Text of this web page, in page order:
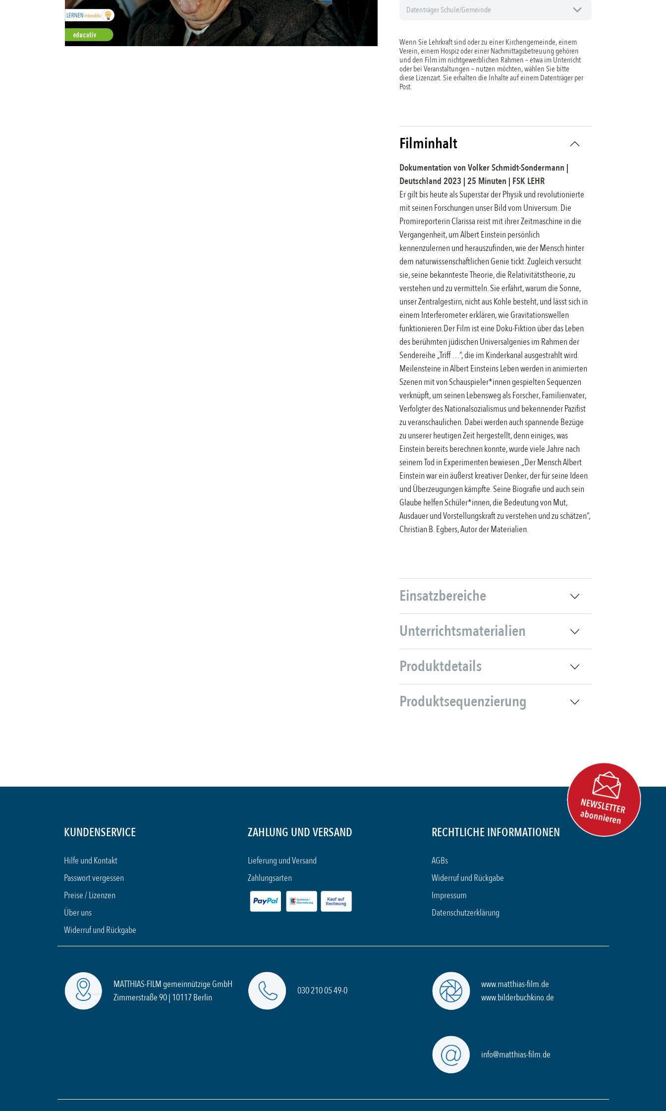
Wenn Sie Lehrkraft sind oder zu einer Kirchengemeinde, einem
Verein, einem Hospiz oder einer Nachmittagsbetreuung gehören
und den Film im nichtgewerblichen Rahmen – etwa im Unterricht
oder bei Veranstaltungen – nutzen möchten, wählen Sie bitte
diese Lizenzart. Sie erhalten die Inhalte auf einem Datenträger per
Post.
Filminhalt
Dokumentation von Volker Schmidt-Sondermann |
Deutschland 2023 | 25 Minuten | FSK LEHR
Er gilt bis heute als Superstar der Physik und revolutionierte
mit seinen Forschungen unser Bild vom Universum. Die
Promireporterin Clarissa reist mit ihrer Zeitmaschine in die
Vergangenheit, um Albert Einstein persönlich
kennenzulernen und herauszufinden, wie der Mensch hinter
dem naturwissenschaftlichen Genie tickt. Zugleich versucht
sie, seine bekannteste Theorie, die Relativitätstheorie, zu
verstehen und zu vermitteln. Sie erfährt, warum die Sonne,
unser Zentralgestirn, nicht aus Kohle besteht, und lässt sich in
einem Interferometer erklären, wie Gravitationswellen
funktionieren.Der Film ist eine Doku-Fiktion über das Leben
des berühmten jüdischen Universalgenies im Rahmen der
Sendereihe „Triff …“, die im Kinderkanal ausgestrahlt wird.
Meilensteine in Albert Einsteins Leben werden in animierten
Szenen mit von Schauspieler*innen gespielten Sequenzen
verknüpft, um seinen Lebensweg als Forscher, Familienvater,
Verfolgter des Nationalsozialismus und bekennender Pazifist
zu veranschaulichen. Dabei werden auch spannende Bezüge
zu unserer heutigen Zeit hergestellt, denn einiges, was
Einstein bereits berechnen konnte, wurde viele Jahre nach
seinem Tod in Experimenten bewiesen.„Der Mensch Albert
Einstein war ein äußerst kreativer Denker, der für seine Ideen
und Überzeugungen kämpfte. Seine Biografie und auch sein
Glaube helfen Schüler*innen, die Bedeutung von Mut,
Ausdauer und Vorstellungskraft zu verstehen und zu schätzen“,
Christian B. Egbers, Autor der Materialien.
Einsatzbereiche
Unterrichtsmaterialien
Produktdetails
Produktsequenzierung
KUNDENSERVICE
Hilfe und Kontakt
Passwort vergessen
Preise / Lizenzen
Über uns
Widerruf und Rückgabe
ZAHLUNG UND VERSAND
Lieferung und Versand
Zahlungsarten
RECHTLICHE INFORMATIONEN
AGBs
Widerruf und Rückgabe
Impressum
Datenschutzerklärung
MATTHIAS-FILM gemeinnützige GmbH
Zimmerstraße 90 | 10117 Berlin
030 210 05 49-0
www.matthias-film.de
www.bilderbuchkino.de
info@matthias-film.de